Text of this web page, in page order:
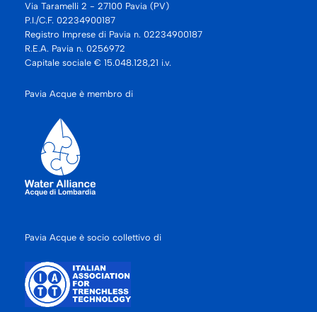
Via Taramelli 2 - 27100 Pavia (PV)
P.I./C.F. 02234900187
Registro Imprese di Pavia n. 02234900187
R.E.A. Pavia n. 0256972
Capitale sociale € 15.048.128,21 i.v.
Pavia Acque è membro di
Pavia Acque è socio collettivo di